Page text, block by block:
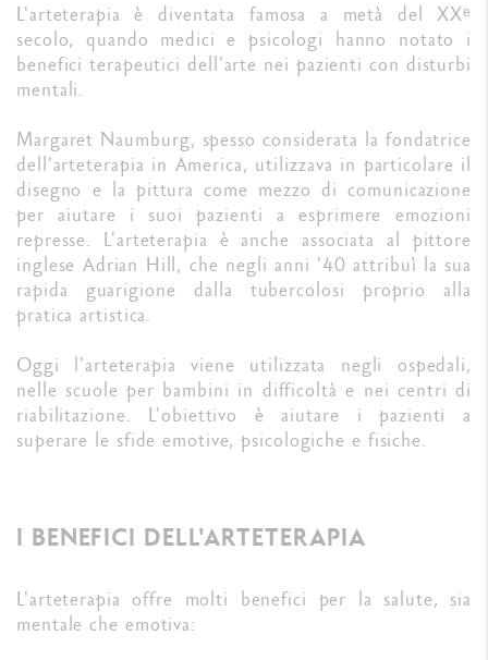
L'arteterapia è diventata famosa a metà del XXᵉ
secolo, quando medici e psicologi hanno notato i
benefici terapeutici dell'arte nei pazienti con disturbi
mentali.
Margaret Naumburg, spesso considerata la fondatrice
dell'arteterapia in America, utilizzava in particolare il
disegno e la pittura come mezzo di comunicazione
per aiutare i suoi pazienti a esprimere emozioni
represse. L'arteterapia è anche associata al pittore
inglese Adrian Hill, che negli anni '40 attribuì la sua
rapida guarigione dalla tubercolosi proprio alla
pratica artistica.
Oggi l'arteterapia viene utilizzata negli ospedali,
nelle scuole per bambini in difficoltà e nei centri di
riabilitazione. L'obiettivo è aiutare i pazienti a
superare le sfide emotive, psicologiche e fisiche.
I BENEFICI DELL'ARTETERAPIA
L'arteterapia offre molti benefici per la salute, sia
mentale che emotiva: